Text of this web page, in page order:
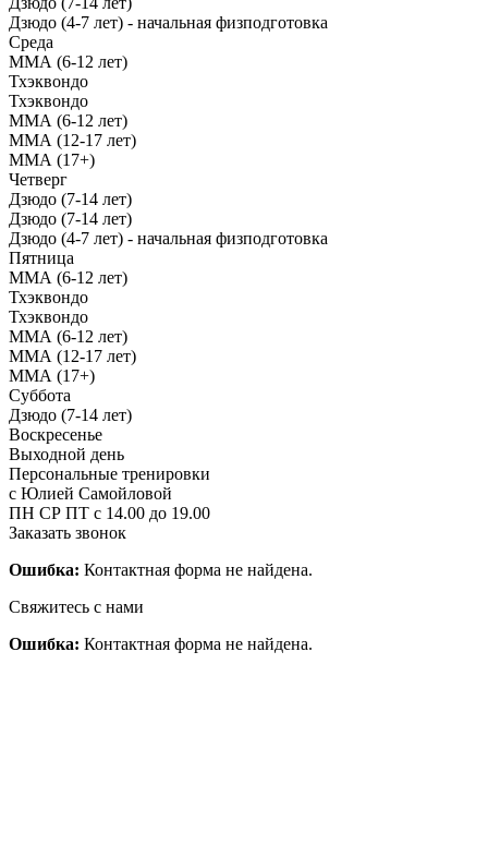
Дзюдо (4-7 лет) - начальная физподготовка
Среда
ММА (6-12 лет)
Тхэквондо
Тхэквондо
ММА (6-12 лет)
ММА (12-17 лет)
ММА (17+)
Четверг
Дзюдо (7-14 лет)
Дзюдо (7-14 лет)
Дзюдо (4-7 лет) - начальная физподготовка
Пятница
ММА (6-12 лет)
Тхэквондо
Тхэквондо
ММА (6-12 лет)
ММА (12-17 лет)
ММА (17+)
Суббота
Дзюдо (7-14 лет)
Воскресенье
Выходной день
Персональные тренировки
с Юлией Самойловой
ПН СР ПТ с 14.00 до 19.00
Заказать звонок
Ошибка: Контактная форма не найдена.
Свяжитесь с нами
Ошибка: Контактная форма не найдена.